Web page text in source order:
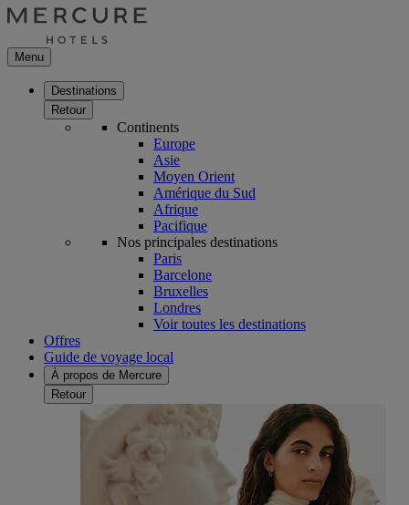
Menu
Destinations
Retour
Continents
Europe
Asie
Moyen Orient
Amérique du Sud
Afrique
Pacifique
Nos principales destinations
Paris
Barcelone
Bruxelles
Londres
Voir toutes les destinations
Offres
Guide de voyage local
À propos de Mercure
Retour